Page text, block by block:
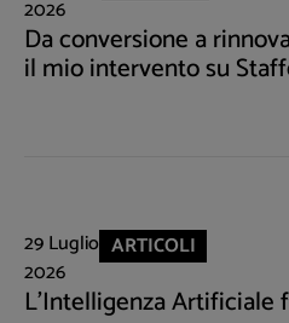
2026
Da conversione a
il mio intervento su
29 Luglio
2026
ARTICOLI
L'Intelligenza Artificiale